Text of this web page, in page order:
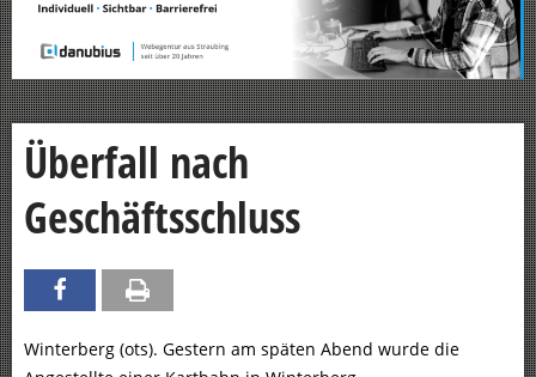
Überfall nach
Geschäftsschluss
Winterberg (ots). Gestern am späten Abend wurde die